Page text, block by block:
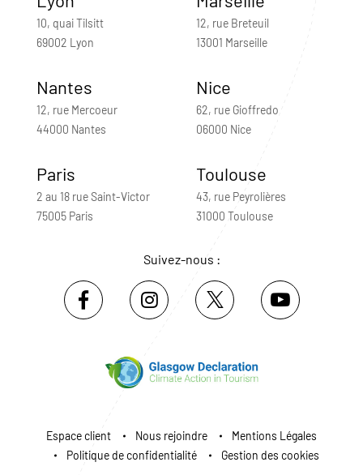
10, quai Tilsitt
69002 Lyon
12, rue Breteuil
13001 Marseille
Nantes
12, rue Mercoeur
44000 Nantes
Nice
62, rue Gioffredo
06000 Nice
Paris
2 au 18 rue Saint-Victor
75005 Paris
Toulouse
43, rue Peyrolières
31000 Toulouse
Suivez-nous :
Espace client Nous rejoindre
Mentions Légales
Politique de confidentialité
Gestion des cookies